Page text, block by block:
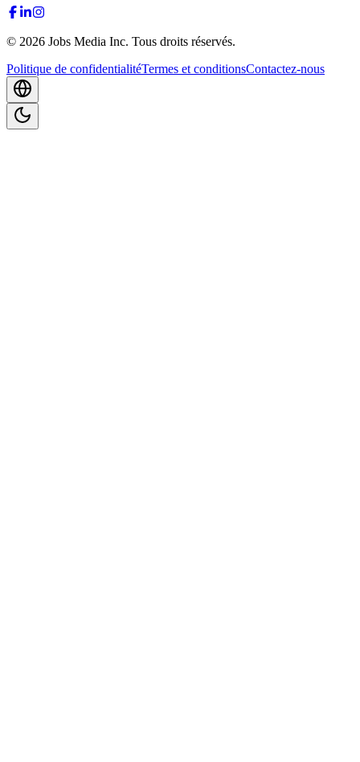
© 2026 Jobs Media Inc. Tous droits réservés.
Politique de confidentialitéTermes et conditionsContactez-nous